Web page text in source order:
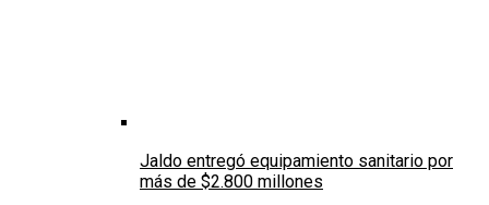
Jaldo entregó equipamiento sanitario por
más de $2.800 millones